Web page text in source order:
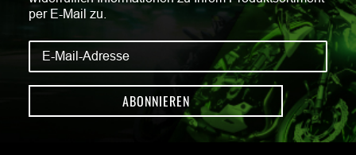
per E-Mail zu.
ABONNIEREN